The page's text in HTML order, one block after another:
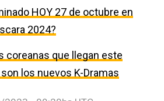
HOY 27 de octubre en
2024?
coreanas que llegan este
los nuevos K-Dramas